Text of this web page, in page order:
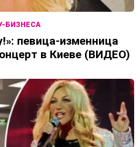
БИЗНЕСА
певица-изменница
в Киеве (ВИДЕО)